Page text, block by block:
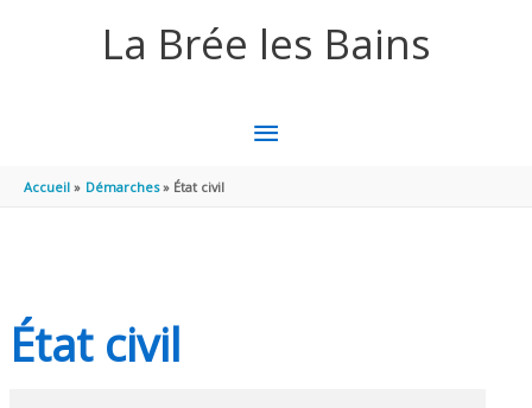
La Brée les Bains
MENU
Accueil Démarches État civil
État civil